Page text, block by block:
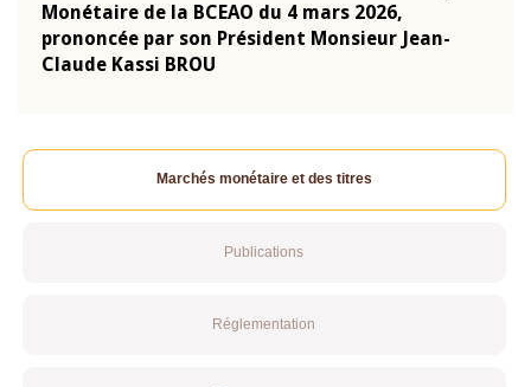
Monétaire de la BCEAO du 4 mars 2026,
prononcée par son Président Monsieur Jean-
Claude Kassi BROU
Marchés monétaire et des titres
Publications
Réglementation